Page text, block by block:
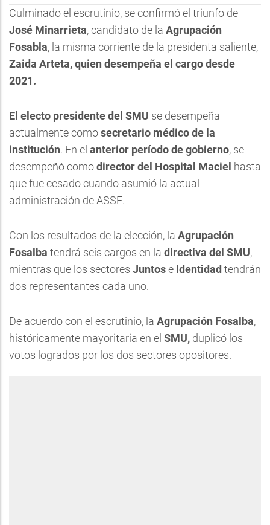
Culminado el escrutinio, se confirmó el triunfo de
José Minarrieta, candidato de la Agrupación
Fosabla, la misma corriente de la presidenta saliente,
Zaida Arteta, quien desempeña el cargo desde
2021.
El electo presidente del SMU se desempeña
actualmente comosecretario médico de la
institución. En el anterior período de gobierno, se
desempeñó comodirector del Hospital Maciel hasta
que fue cesado cuando asumió la actual
administración de ASSE.
Con los resultados de la elección, la Agrupación
Fosalba tendrá seis cargos en la directiva del SMU,
mientras que los sectores Juntose Identidad tendrán
dos representantes cada uno.
De acuerdo con el escrutinio, la Agrupación Fosalba,
históricamente mayoritaria en el SMU, duplicó los
votos logrados por los dos sectores opositores.